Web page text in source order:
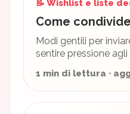
📝 Wishlist e liste
Come
Modi gentili per
sentire pressione agli
1 min di lettura ·